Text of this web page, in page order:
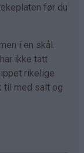
før du
i en skål.
ikke tatt
rikelige
til med salt og